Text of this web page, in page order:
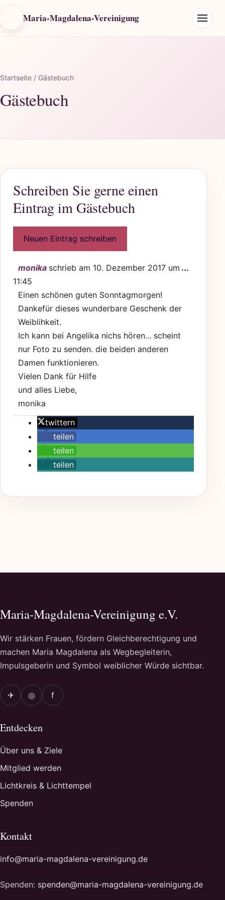
Maria-Magdalena-Vereinigung
Startseite / Gästebuch
Gästebuch
Schreiben Sie gerne einen
Eintrag im Gästebuch
monika schrieb am 10. Dezember 2017 um
11:45
Einen schönen guten Sonntagmorgen!
Dankefür dieses wunderbare Geschenk der
Weiblihkeit.
Ich kann bei Angelika nichs hören... scheint
nur Foto zu senden. die beiden anderen
Damen funktionieren.
Vielen Dank für Hilfe
und alles Liebe,
monika
...
twittern
teilen
teilen
teilen
Maria-Magdalena-Vereinigung e.V.
Wir stärken Frauen, fördern Gleichberechtigung und
machen Maria Magdalena als Wegbegleiterin,
Impulsgeberin und Symbol weiblicher Würde sichtbar.
✈ ◎ f
Entdecken
Über uns & Ziele
Mitglied werden
Lichtkreis & Lichttempel
Spenden
Kontakt
info@maria-magdalena-vereinigung.de
Spenden: spenden@maria-magdalena-vereinigung.de